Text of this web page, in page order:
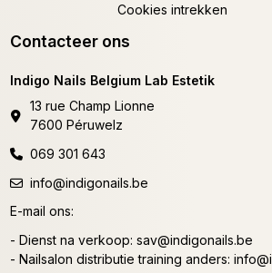
Cookies intrekken
Contacteer ons
Indigo Nails Belgium Lab Estetik
13 rue Champ Lionne
7600 Péruwelz
069 301 643
info@indigonails.be
E-mail ons:
- Dienst na verkoop: sav@indigonails.be
- Nailsalon distributie training anders: